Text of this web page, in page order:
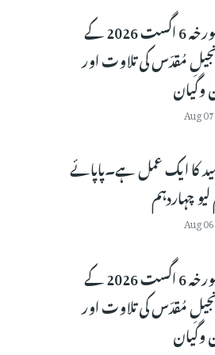
آج مورخہ 6 اگست 2026 کے
مُقدّس کی تلاوت اور
وگیان
Aug
کا ایک عمل ہے۔پاپائے
چہاردہم
Aug
آج مورخہ 6 اگست 2026 کے
مُقدّس کی تلاوت اور
وگیان